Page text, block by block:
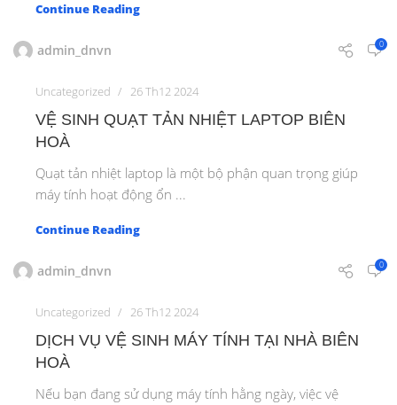
Continue Reading
admin_dnvn 0
Uncategorized 26 Th12 2024
VỆ SINH QUẠT TẢN NHIỆT LAPTOP BIÊN
HOÀ
Quạt tản nhiệt laptop là một bộ phận quan trọng giúp
máy tính hoạt động ổn ...
Continue Reading
admin_dnvn 0
Uncategorized 26 Th12 2024
DỊCH VỤ VỆ SINH MÁY TÍNH TẠI NHÀ BIÊN
HOÀ
Nếu bạn đang sử dụng máy tính hằng ngày, việc vệ